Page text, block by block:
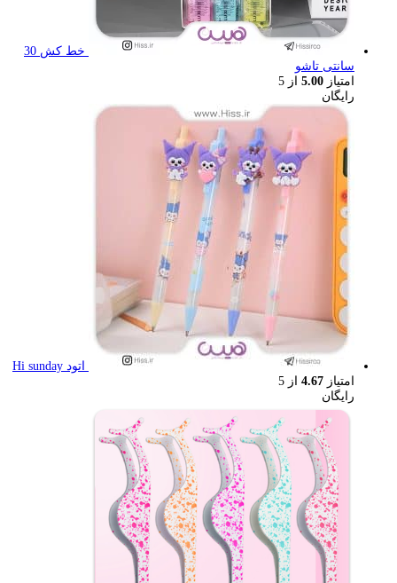
خط کش 30
سانتی تاشو
امتیاز 5.00 از 5
رایگان
اتود Hi sunday
امتیاز 4.67 از 5
رایگان